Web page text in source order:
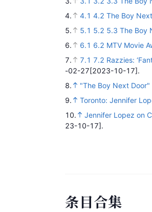
4.
4.1 4.2 The Boy
5.
5.1 5.2 5.3 The Boy
6.
6.1 6.2 MTV Movie
7.
7.1 7.2 Razzies:
-02-27[2023-10-17].
8.
"The Boy Next
9.
Toronto: Jennifer
10.
Jennifer Lopez on
23-10-17].
条目合集